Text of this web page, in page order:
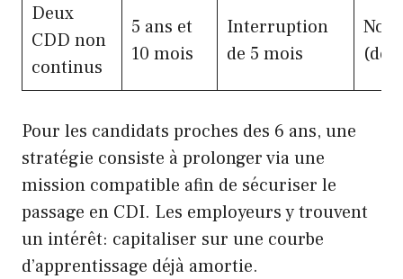
Deux
CDD non
continus
5 ans et
10 mois
Interruption
de 5 mois
Non
Pour les candidats proches des 6 ans, une
stratégie consiste à prolonger via une
mission compatible afin de sécuriser le
passage en CDI. Les employeurs y trouvent
un intérêt: capitaliser sur une courbe
d’apprentissage déjà amortie.